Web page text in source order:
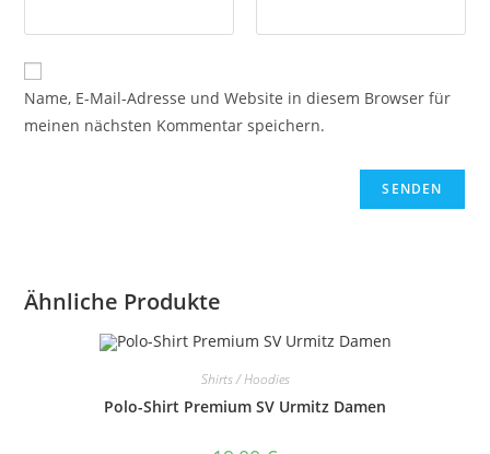
Name, E-Mail-Adresse und Website in diesem Browser für
meinen nächsten Kommentar speichern.
Ähnliche Produkte
Shirts / Hoodies
Polo-Shirt Premium SV Urmitz Damen